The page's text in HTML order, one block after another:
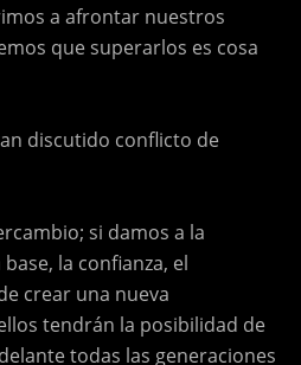
a afrontar nuestros
que superarlos es cosa
discutido conflicto de
si damos a la
la confianza, el
crear una nueva
tendrán la posibilidad de
todas las generaciones